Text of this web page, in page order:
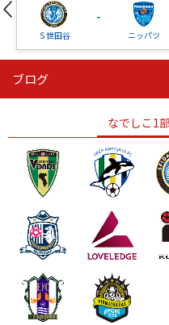
Ｓ世田谷
-
ニッパツ
ニッパツ
ニッパツ 名古屋
ブログ
なでしこ1部